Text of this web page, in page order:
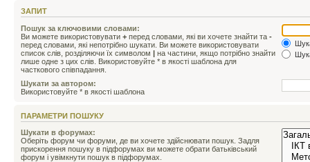
ЗАПИТ
Пошук за ключовими словами:
Ви можете використовувати + перед словами, які ви хочете знайти та -
перед словами, які непотрібно шукати. Ви можете використовувати
список слів, розділяючи їх символом | на частини, якщо потрібно знайти
лише одне з цих слів. Використовуйте * в якості шаблона для
часткового співпадання.
Шукати за автором:
Використовуйте * в якості шаблона
ПАРАМЕТРИ ПОШУКУ
Шукати в форумах:
Оберіть форум чи форуми, де ви хочете здійснювати пошук. Задля
прискорення пошуку в підфорумах ви можете обрати батьківський
форум і увімкнути пошук в підфорумах.